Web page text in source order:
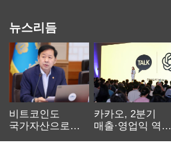
뉴스리듬
비트코인도
국가자산으로…'
카카오, 2분기
매출·영업익 역대